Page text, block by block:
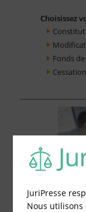
Choisissez
Fonds
JuriPresse
Nous utilisons